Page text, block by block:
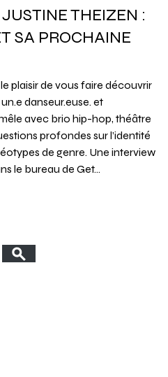
THEIZEN :
SA PROCHAINE
plaisir de vous faire découvrir
danseur.euse. et
avec brio hip-hop, théâtre
profondes sur l’identité
de genre. Une interview
le bureau de Get…